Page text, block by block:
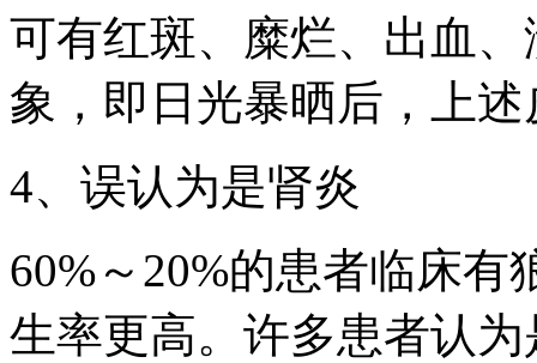
可有红斑、糜烂、出血
象，即日光暴晒后，上
4、误认为是肾炎
60%～20%的患者临床
生率更高。许多患者认